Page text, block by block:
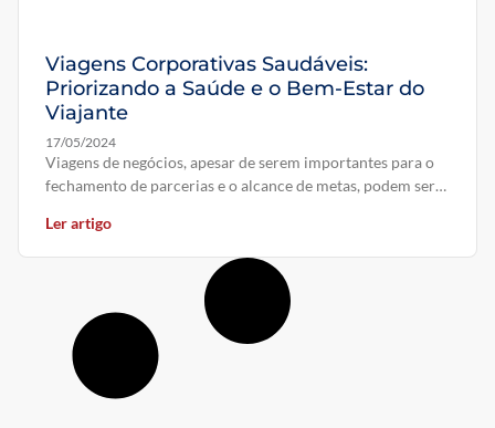
Viagens Corporativas Saudáveis:
Priorizando a Saúde e o Bem-Estar do
Viajante
17/05/2024
Viagens de negócios, apesar de serem importantes para o
fechamento de parcerias e o alcance de metas, podem ser
Ler artigo